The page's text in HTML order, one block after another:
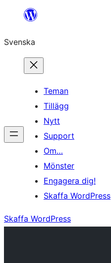
Hoppa
innehåll
Svenska
Teman
Tillägg
Nytt
Support
Om…
Mönster
Engagera dig!
Skaffa WordPress
Skaffa WordPress